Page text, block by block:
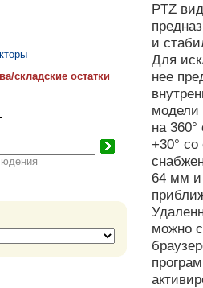
складские остатки
PTZ
и
Для
нее
модели
на
+30°
64 мм и
можно